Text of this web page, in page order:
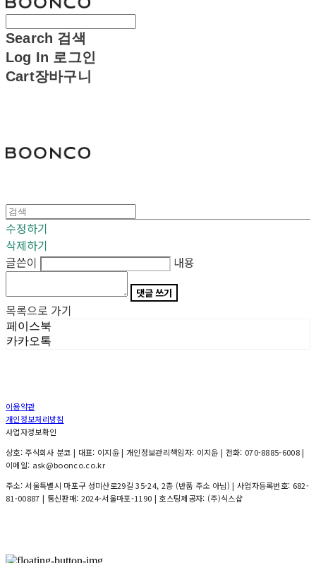
Search 검색
Log In 로그인
Cart장바구니
수정하기
삭제하기
글쓴이
내용
댓글 쓰기
목록으로 가기
페이스북
카카오톡
이용약관
개인정보처리방침
사업자정보확인
상호: 주식회사 분코 | 대표: 이지윤 | 개인정보관리책임자: 이지윤 | 전화: 070-8885-6008 |
이메일: ask@boonco.co.kr
주소: 서울특별시 마포구 성미산로29길 35-24, 2층 (반품 주소 아님) | 사업자등록번호: 682-
81-00887 | 통신판매: 2024-서울마포-1190 | 호스팅제공자: (주)식스샵